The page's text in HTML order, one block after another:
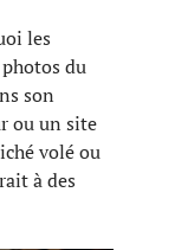
les
du
son
ou un site
volé ou
à des